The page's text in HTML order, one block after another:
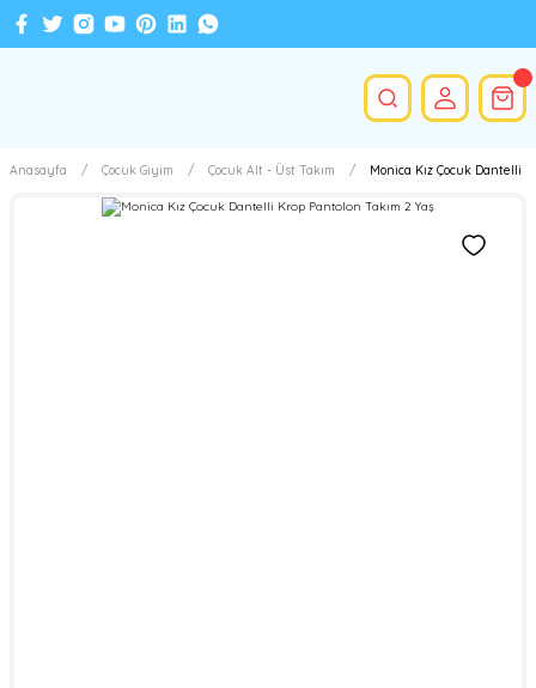
Anasayfa Çocuk Giyim Çocuk Alt - Üst Takım Monica Kız Çocuk Dantelli